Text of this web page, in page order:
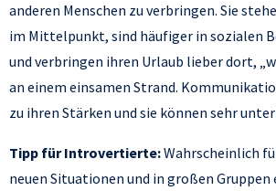
anderen Menschen zu verbringen. Sie
im Mittelpunkt, sind häufiger in sozialen
und verbringen ihren Urlaub lieber dort,
an einem einsamen Strand.
zu ihren Stärken und sie können sehr
Tipp für Introvertierte:Wahrscheinlich
neuen Situationen und in großen Gruppen